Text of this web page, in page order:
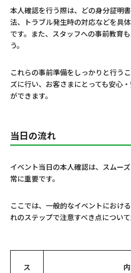
本人確認を行う際は、どの身分証明
法、トラブル発生時の対応などを具
です。また、スタッフへの事前教育
う。
これらの事前準備をしっかりと行う
ズに行い、お客さまにとっても安心
ができます。
当日の流れ
イベント当日の本人確認は、スムー
常に重要です。
ここでは、一般的なイベントにおけ
れのステップで注意すべき点について
ス